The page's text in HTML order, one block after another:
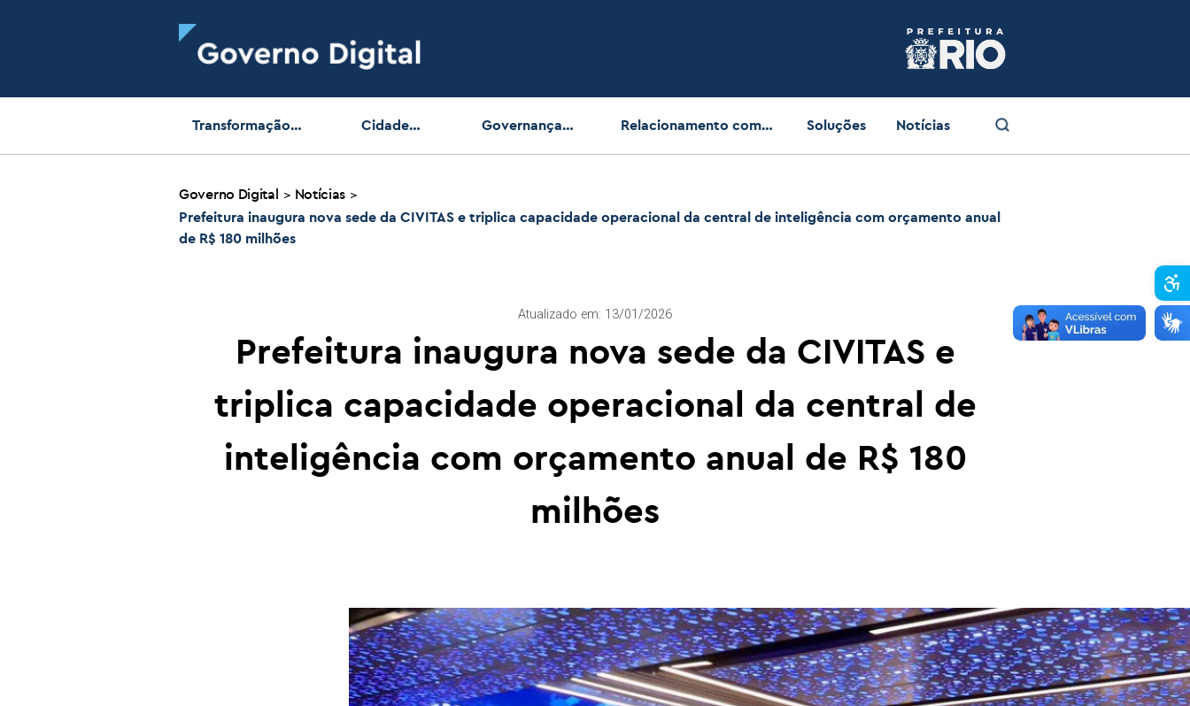
Transformação
Digital
Cidade
Inteligente
Governança
Digital
Relacionamento com
Cidadão
Soluções Notícias
Governo Digital > Notícias >
Prefeitura inaugura nova sede da CIVITAS e triplica capacidade operacional da central de inteligência com orçamento anual
de R$ 180 milhões
Atualizado em: 13/01/2026
Prefeitura inaugura nova sede da CIVITAS e
triplica capacidade operacional da central de
inteligência com orçamento anual de R$ 180
milhões